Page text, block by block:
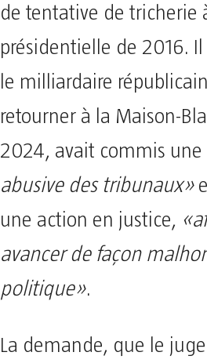
de tentative de tricherie
présidentielle de 2016.
le milliardaire
retourner à la Maison-
2024, avait commis une
abusive des tribunaux»
une action en justice,
avancer de façon
politique».
La demande, que le juge